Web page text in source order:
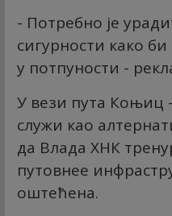
- Потребно је
сигурности како би
у потпуности -
У вези пута Коњиц
служи као
да Влада ХНК
путовнее
оштећена.